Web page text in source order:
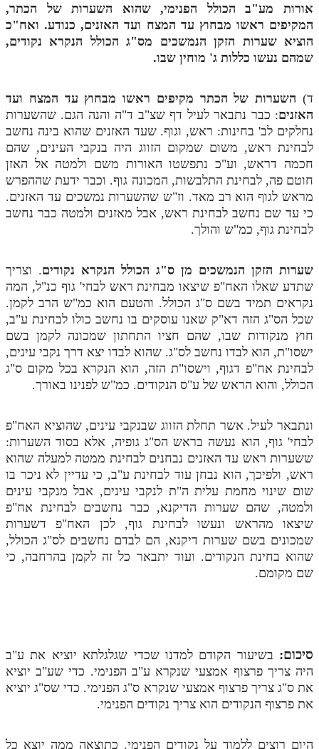
אורות מע"ב הכולל הפנימי, שהוא השערות של הכתר,
המקיפים ראשו מבחוץ עד המצח ועד האזנים, כנודע. ואח"כ
הוציא שערות הזקן הנמשכים מס"ג הכולל הנקרא נקודים,
שמהם נעשו כללות ג' מוחין שבו.
ד) השערות של הכתר מקיפים ראשו מבחוץ עד המצח ועד
האזנים: כבר נתבאר לעיל דף שצ"ב ד"ה והנה הגם. שהשערות
נחלקים לב' בחינות: ראש, וגוף. שעד האזנים שהוא בינה נחשב
לבחינת ראש, משום שמקום הזווג היה בנקבי העינים, שהם
חכמה דראש, וע"כ נתפשטו האורות משם ולמטה אל האזן
חוטם פה, לבחינת התלבשות, המכונה גוף. וכבר ידעת שההפרש
מראש לגוף הוא רב מאד. וז"ש שהשערות נמשכים עד האזנים.
כי עד שם נחשב לבחינת ראש, אבל מאזנים ולמטה כבר נחשב
לבחינת גוף, כמ"ש והולך.
שערות הזקן הנמשכים מן ס"ג הכולל הנקרא נקודים. וצריך
שתדע שאלו האח"פ שיצאו מבחינת ראש לבחי' גוף כנ"ל, המה
נקראים תמיד בשם ס"ג הכולל. והטעם הוא כמ"ש הרב לקמן.
שכל הס"ג הזה דא"ק שאנו עוסקים בו נחשב כולו לבחינת ע"ב,
חוץ מנקודות שבו, שהם חציו התחתון שמכונה לקמן בשם
ישסו"ת, הוא לבדו נחשב לס"ג. שהוא לבדו יצא דרך נקבי עינים,
לבחינת אח"פ דגוף, וישסו"ת הזה, הוא הנקרא בכל מקום ס"ג
הכולל, והוא הראש של ע"ס הנקודים. כמ"ש לפנינו באורך.
ונתבאר לעיל. אשר תחלת הזווג שבנקבי עינים, שהוציא האח"פ
לבחי' גוף, הוא נעשה בראש הס"ג גופיה, אלא בסוד השערות:
ששערות ראש עד האזנים נבחנים לבחינת ממטה למעלה שהוא
ראש, ולפיכך, הוא נבחן עוד לבחינת ע"ב, כי עדיין לא ניכר בו
שום שינוי מחמת עלית ה"ת לנקבי עינים, אבל מנקבי עינים
ולמטה, שהם שערות הדיקנא, כבר נחשבים לבחינת אח"פ
שיצאו מהראש ונעשו לבחינת גוף, לכן האח"פ דשערות
שמכונים בשם שערות דיקנא, הם לבדם נחשבים לס"ג הכולל,
שהוא בחינת הנקודים. ועוד יתבאר כל זה לקמן בהרחבה, כי
שם מקומם.
סיכום: בשיעור הקודם למדנו שכדי שגלגלתא יוציא את ע"ב
היה צריך פרצוף אמצעי שנקרא ע"ב הפנימי. כדי שע"ב יוציא
את ס"ג צריך פרצוף אמצעי שנקרא ס"ג הפנימי. כדי שס"ג יוציא
את פרצוף הנקודים הוא צריך נקודים הפנימי.
היום רוצים ללמוד על נקודים הפנימי. כתוצאה ממה יוצא כל